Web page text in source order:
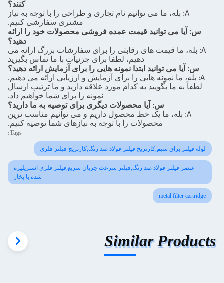
کنند؟
A: بله، ما می توانیم نام تجاری و طراحی را با توجه به نیاز
مشتری سفارشی کنیم.
س: آیا می توانید قیمت عمده فروشی محصولات خود را ارائه
دهید؟
A: بله، ما قیمت های رقابتی را برای سفارشات بزرگ ارائه می
دهیم، لطفا برای جزئیات با ما تماس بگیرید
س: آیا می توانید ابتدا نمونه هایی را برای آزمایش ارائه دهید؟
A: بله، ما نمونه هایی را برای آزمایش و ارزیابی ارائه می دهیم.
لطفاً به ما بگویید به کدام مورد علاقه دارید و ما ترتیب ارسال
نمونه را برای شما خواهیم داد.
س: آیا محصولات دیگری برای توصیه به ما دارید؟
A: بله، ما یک خط محصول داریم و می توانیم مناسب ترین
محصولات را با توجه به نیازهای شما توصیه کنیم.
Tags:
لوله فیلتر براق سیم,کارتریج فیلتر فولاد ضد زنگ,کارتریج فیلتر فلزی
عنصر فیلتر فولاد ضد زنگ,فیلتر سرعت جریان سریع,فیلتر فلزی استریلیزه
شده با بخار
metal filter cartridge
Similar Products